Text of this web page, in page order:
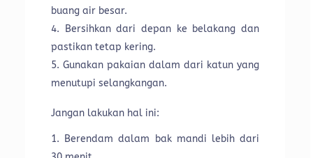
buang air besar.
Bersihkan dari depan ke belakang dan
pastikan tetap kering.
Gunakan pakaian dalam dari katun yang
menutupi selangkangan.
Jangan lakukan hal ini:
Berendam dalam bak mandi lebih dari